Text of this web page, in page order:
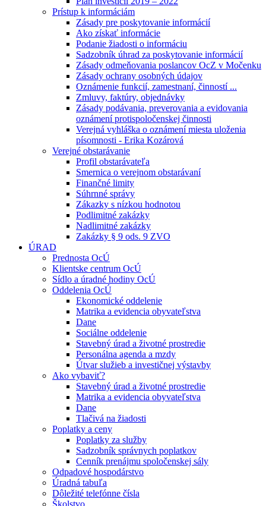
Prístup k informáciám
Zásady pre poskytovanie informácií
Ako získať informácie
Podanie žiadosti o informáciu
Sadzobník úhrad za poskytovanie informácií
Zásady odmeňovania poslancov OcZ v Močenku
Zásady ochrany osobných údajov
Oznámenie funkcií, zamestnaní, činností ...
Zmluvy, faktúry, objednávky
Zásady podávania, preverovania a evidovania
oznámení protispoločenskej činnosti
Verejná vyhláška o oznámení miesta uloženia
písomnosti - Erika Kozárová
Verejné obstarávanie
Profil obstarávateľa
Smernica o verejnom obstarávaní
Finančné limity
Súhrnné správy
Zákazky s nízkou hodnotou
Podlimitné zakázky
Nadlimitné zakázky
Zakázky § 9 ods. 9 ZVO
ÚRAD
Prednosta OcÚ
Klientske centrum OcÚ
Sídlo a úradné hodiny OcÚ
Oddelenia OcÚ
Ekonomické oddelenie
Matrika a evidencia obyvateľstva
Dane
Sociálne oddelenie
Stavebný úrad a životné prostredie
Personálna agenda a mzdy
Útvar služieb a investičnej výstavby
Ako vybaviť?
Stavebný úrad a životné prostredie
Matrika a evidencia obyvateľstva
Dane
Tlačivá na žiadosti
Poplatky a ceny
Poplatky za služby
Sadzobník správnych poplatkov
Cenník prenájmu spoločenskej sály
Odpadové hospodárstvo
Úradná tabuľa
Dôležité telefónne čísla
Školstvo